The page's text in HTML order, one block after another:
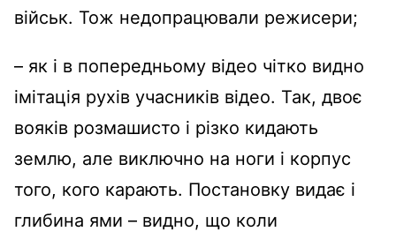
військ. Тож недопрацювали режисери;
– як і в попередньому відео чітко видно
імітація рухів учасників відео. Так, двоє
вояків розмашисто і різко кидають
землю, але виключно на ноги і корпус
того, кого карають. Постановку видає і
глибина ями – видно, що коли